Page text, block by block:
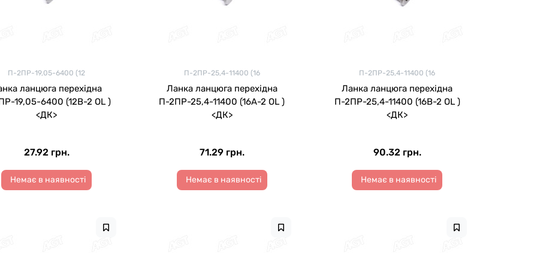
П-2ПР-19,05-6400 (12
ланцюга перехідна
19,05-6400 (12B-2 OL )
<ДК>
27.92 грн.
Немає в наявності
П-2ПР-25,4-11400 (16
Ланка ланцюга перехідна
П-2ПР-25,4-11400 (16A-2 OL )
<ДК>
71.29 грн.
Немає в наявності
П-2ПР-25,4-11400 (16
Ланка ланцюга перехідна
П-2ПР-25,4-11400 (16B-2 OL )
<ДК>
90.32 грн.
Немає в наявності